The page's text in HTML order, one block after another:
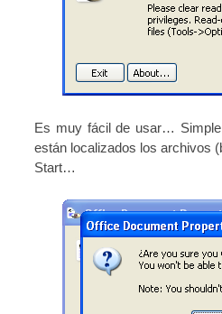
Es muy fácil de usar…
están localizados los archivos
Start…